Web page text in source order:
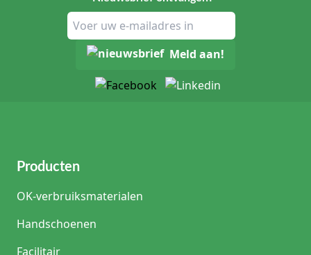
Meld aan!
Producten
OK-verbruiksmaterialen
Handschoenen
Facilitair